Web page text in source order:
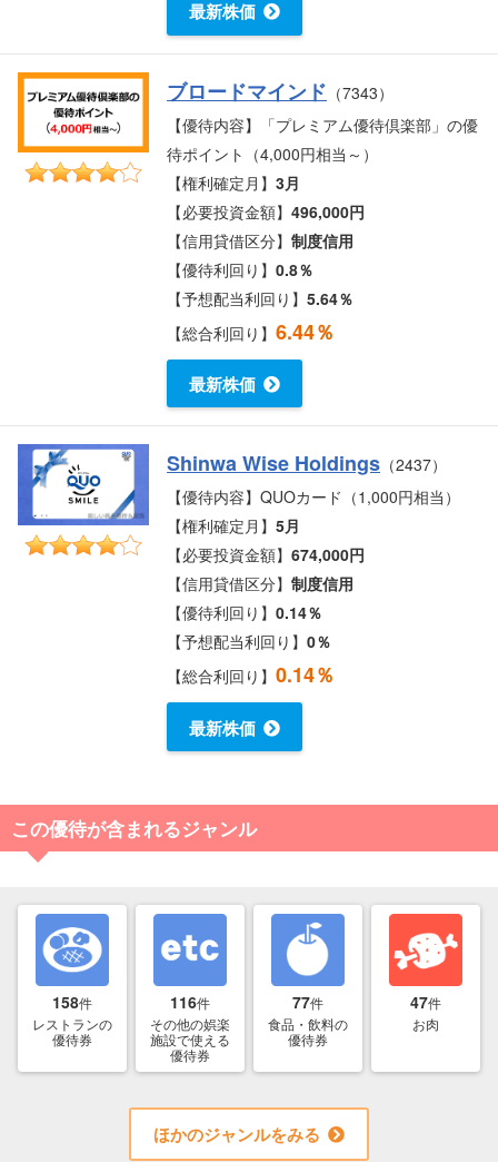
最新株価
ブロードマインド （7343）
【優待内容】「プレミアム優待倶楽部」の優
待ポイント（4,000円相当～）
【権利確定月】3月
【必要投資金額】496,000円
【信用貸借区分】制度信用
【優待利回り】0.8％
【予想配当利回り】5.64％
【総合利回り】6.44％
最新株価
Shinwa Wise Holdings （2437）
【優待内容】QUOカード（1,000円相当）
【権利確定月】5月
【必要投資金額】674,000円
【信用貸借区分】制度信用
【優待利回り】0.14％
【予想配当利回り】0％
【総合利回り】0.14％
最新株価
この優待が含まれるジャンル
158件
レストランの
優待券
116件
その他の娯楽
施設で使える
優待券
77件
食品・飲料の
優待券
47件
お肉
ほかのジャンルをみる